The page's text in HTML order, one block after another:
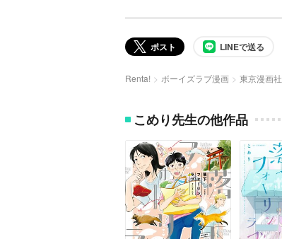
ポスト LINEで送る
Renta! ボーイズラブ漫画 東京漫画社
こめり先生の他作品